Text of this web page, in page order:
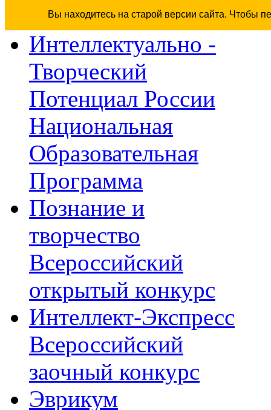
Вы находитесь на старой версии сайта. Чтобы
Интеллектуально -
Творческий
Потенциал России
Национальная
Образовательная
Программа
Познание и
творчество
Всероссийский
открытый конкурс
Интеллект-Экспресс
Всероссийский
заочный конкурс
Эврикум